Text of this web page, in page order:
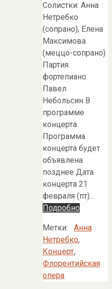
Солистки: Анна
Нетребко
(сопрано), Елена
Максимова
(меццо-сопрано)
Партия
фортепиано:
Павел
Небольсин В
программе
концерта
Программа
концерта будет
объявлена
позднее Дата
концерта 21
февраля (пт)…
Подробно
Метки:
Анна
Нетребко,
Концерт,
Флорентийская
опера